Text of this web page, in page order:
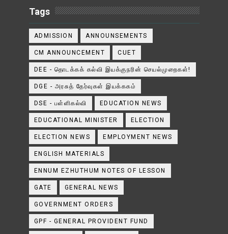
Tags
ADMISSION ANNOUNSEMENTS
CM ANNOUNCEMENT CUET
DEE - தொடக்கக் கல்வி இயக்குநரின் செயல்முறைகள்!
DGE - அரசுத் தேர்வுகள் இயக்ககம்
DSE - பள்ளிகல்வி EDUCATION NEWS
EDUCATIONAL MINISTER ELECTION
ELECTION NEWS EMPLOYMENT NEWS
ENGLISH MATERIALS
ENNUM EZHUTHUM NOTES OF LESSON
GATE GENERAL NEWS
GOVERNMENT ORDERS
GPF - GENERAL PROVIDENT FUND